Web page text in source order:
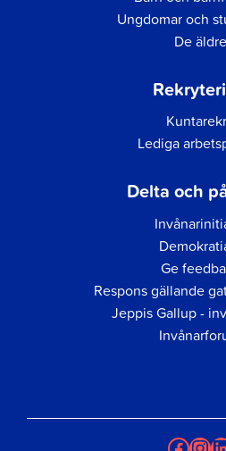
Ungdomar och
De äldre
Lediga
Delta och
Ge
Respons gällande
Jeppis Gallup -